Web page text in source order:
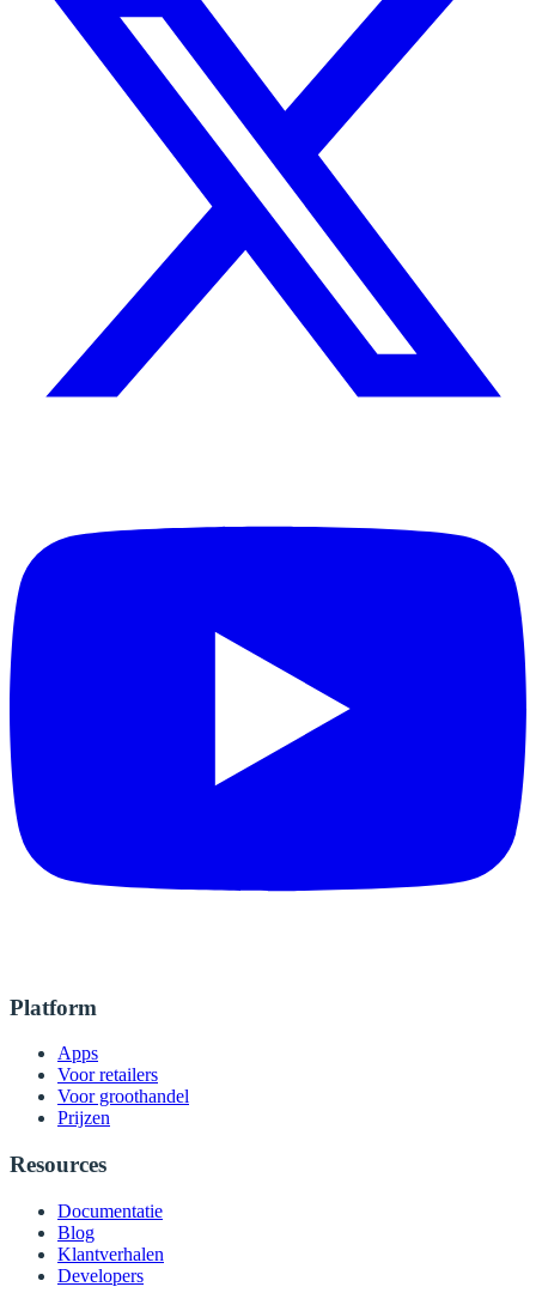
Platform
Apps
Voor retailers
Voor groothandel
Prijzen
Resources
Documentatie
Blog
Klantverhalen
Developers